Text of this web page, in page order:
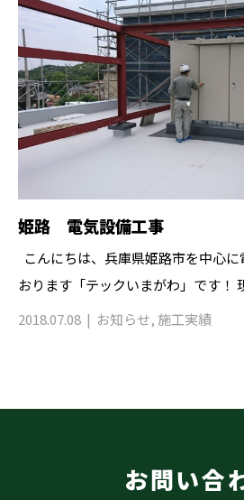
姫路 電気設備工事
こんにちは、兵庫県姫路市を中心
おります「テックいまがわ」です！
2018.07.08
お知らせ, 施工実績
お問い合